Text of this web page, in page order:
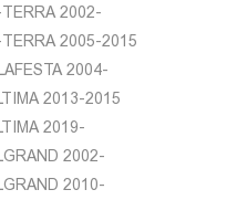
2002-
TERRA 2005-2015
2004-
2013-2015
2019-
2002-
2010-